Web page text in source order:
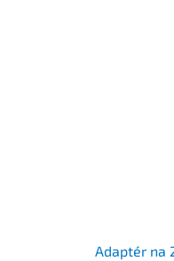
Adaptér na